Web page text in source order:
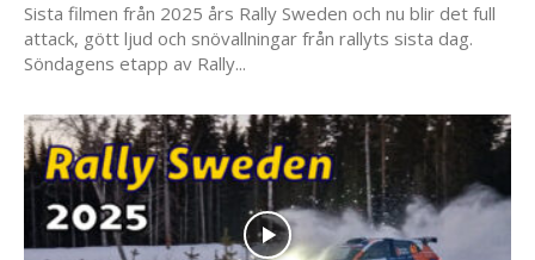
Sista filmen från 2025 års Rally Sweden och nu blir det full
attack, gött ljud och snövallningar från rallyts sista dag.
Söndagens etapp av Rally...